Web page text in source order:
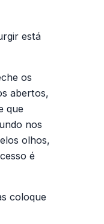
está
os
abertos,
que
nos
olhos,
é
coloque